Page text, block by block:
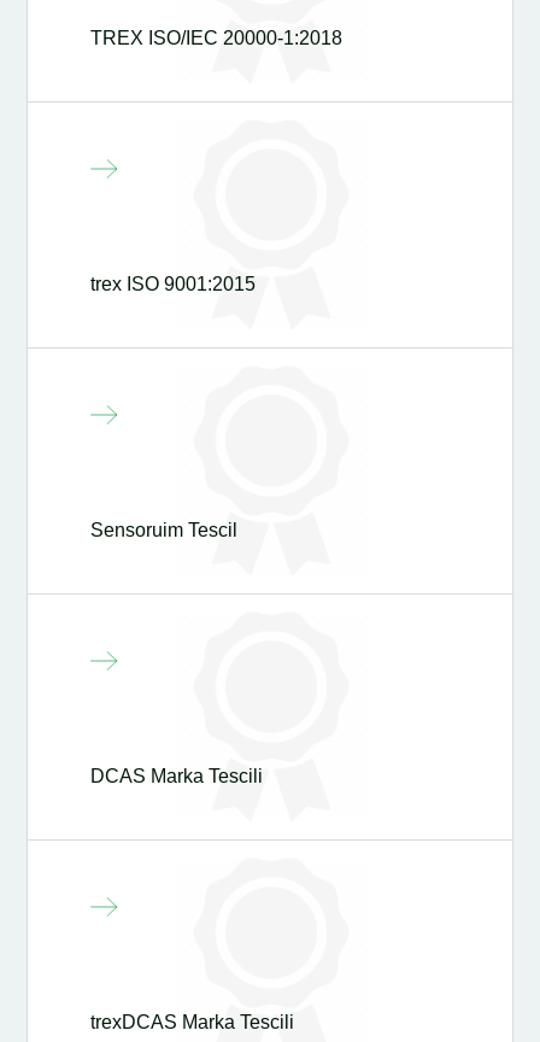
TREX ISO/IEC 20000-1:2018
trex ISO 9001:2015
Sensoruim Tescil
DCAS Marka Tescili
trexDCAS Marka Tescili